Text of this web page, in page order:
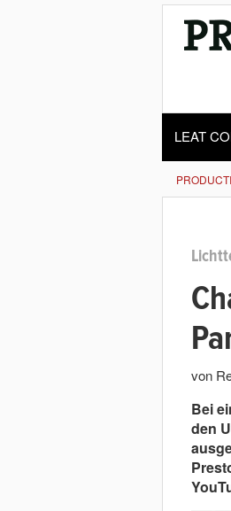
LEAT
von
Bei
den